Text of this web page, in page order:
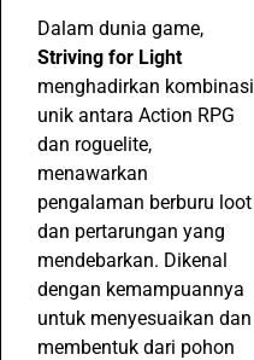
Dalam dunia game,
Striving for Light
menghadirkan kombinasi
unik antara Action RPG
dan roguelite,
menawarkan
pengalaman berburu loot
dan pertarungan yang
mendebarkan. Dikenal
dengan kemampuannya
untuk menyesuaikan dan
membentuk dari pohon